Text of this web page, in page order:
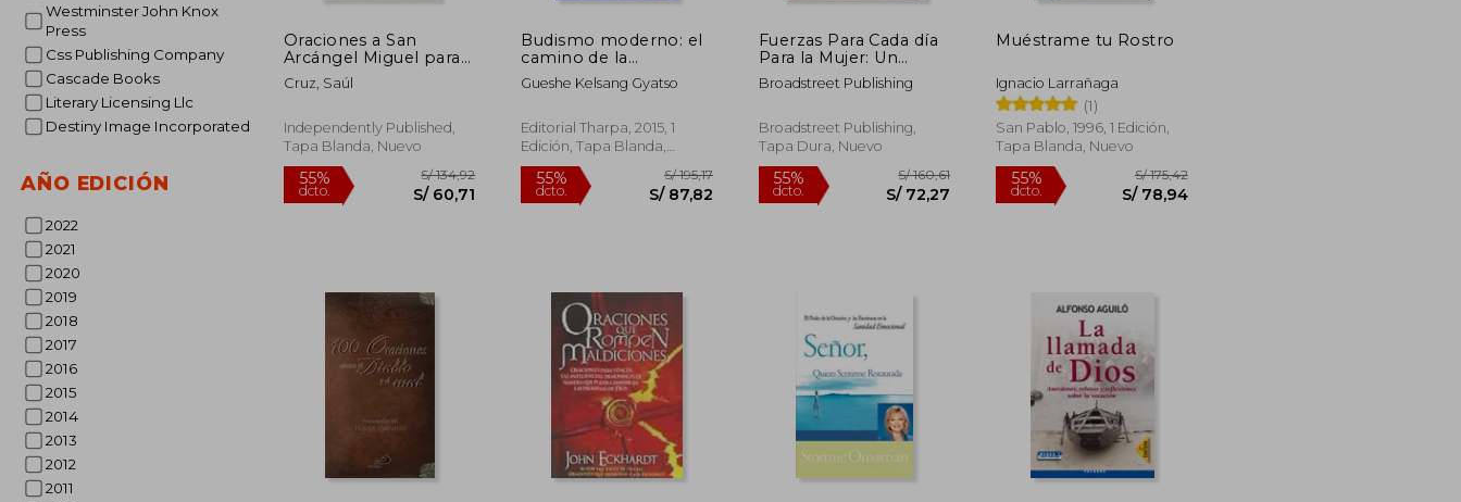
Westminster John Knox
Press
Css Publishing Company
Cascade Books
Literary Licensing Llc
Destiny Image Incorporated
AÑO EDICIÓN
2022
2021
2020
2019
2018
2017
2016
2015
2014
2013
2012
2011
Oraciones a San
Arcángel Miguel para
Protección
Cruz, Saúl
Independently Published,
Tapa Blanda, Nuevo
55%
Budismo moderno: el
camino de la
compasión y la
sabiduría
Gueshe Kelsang Gyatso
Editorial Tharpa, 2015, 1
Edición, Tapa Blanda,
Nuevo
55%
Fuerzas Para Cada día
Para la Mujer: Un
Devocionario de 365
Días (en Inglés)
Broadstreet Publishing
Broadstreet Publishing,
Tapa Dura, Nuevo
55% S/ 160,61
Muéstrame tu Rostro
Ignacio Larrañaga
(1)
San Pablo, 1996, 1 Edición,
Tapa Blanda, Nuevo
55%